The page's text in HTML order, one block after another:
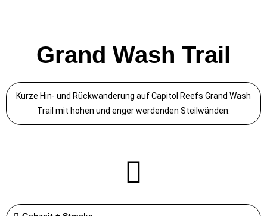
Grand Wash Trail
Kurze Hin- und Rückwanderung auf Capitol Reefs Grand Wash
Trail mit hohen und enger werdenden Steilwänden.